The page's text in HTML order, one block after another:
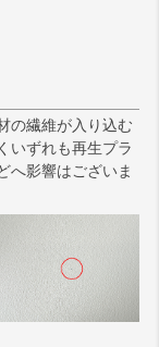
の繊維が入り込む
いずれも再生プラ
へ影響はございま